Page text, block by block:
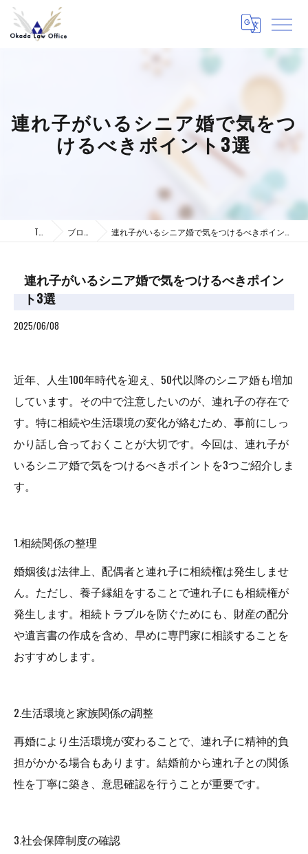
連れ子がいるシニア婚で気をつ
けるべきポイント3選
ブログ 連れ子がいるシニア婚で気をつけるべきポイント3選
連れ子がいるシニア婚で気をつけるべきポイン
ト3選
2025/06/08
近年、人生100年時代を迎え、50代以降のシニア婚も増加
しています。その中で注意したいのが、連れ子の存在で
す。特に相続や生活環境の変化が絡むため、事前にしっ
かり話し合っておくことが大切です。今回は、連れ子が
いるシニア婚で気をつけるべきポイントを3つご紹介しま
す。
1.相続関係の整理
婚姻後は法律上、配偶者と連れ子に相続権は発生しませ
ん。ただし、養子縁組をすることで連れ子にも相続権が
発生します。相続トラブルを防ぐためにも、財産の配分
や遺言書の作成を含め、早めに専門家に相談することを
おすすめします。
2.生活環境と家族関係の調整
再婚により生活環境が変わることで、連れ子に精神的負
担がかかる場合もあります。結婚前から連れ子との関係
性を丁寧に築き、意思確認を行うことが重要です。
3.社会保障制度の確認